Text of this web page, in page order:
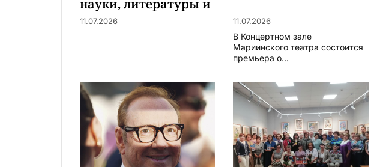
науки, литературы и
искусства
11.07.2026 11.07.2026
В Концертном зале
Мариинского театра состоится
премьера о...